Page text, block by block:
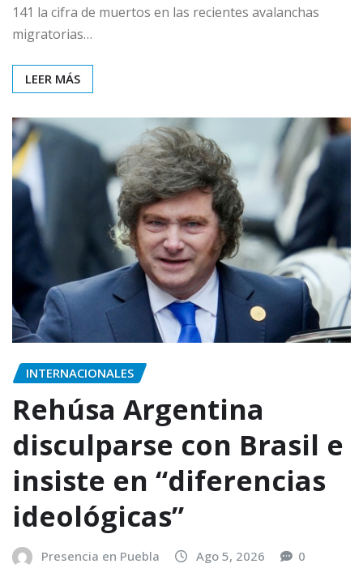
141 la cifra de muertos en las recientes avalanchas
migratorias…
LEER MÁS
INTERNACIONALES
Rehúsa Argentina
disculparse con Brasil e
insiste en “diferencias
ideológicas”
Presencia en Puebla Ago 5, 2026 0